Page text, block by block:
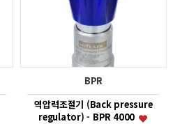
BPR
역압력조절기 (Back pressure
regulator) - BPR 4000